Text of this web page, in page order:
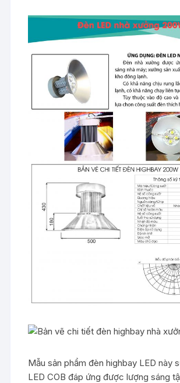
Mẫu sản phẩm đèn highbay LED này
LED COB đáp ứng được lượng sáng